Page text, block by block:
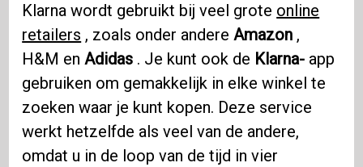
Klarna wordt gebruikt bij veel grote online
retailers , zoals onder andereAmazon ,
H&M enAdidas . Je kunt ook de Klarna- app
gebruiken om gemakkelijk in elke winkel te
zoeken waar je kunt kopen. Deze service
werkt hetzelfde als veel van de andere,
omdat u in de loop van de tijd in vier